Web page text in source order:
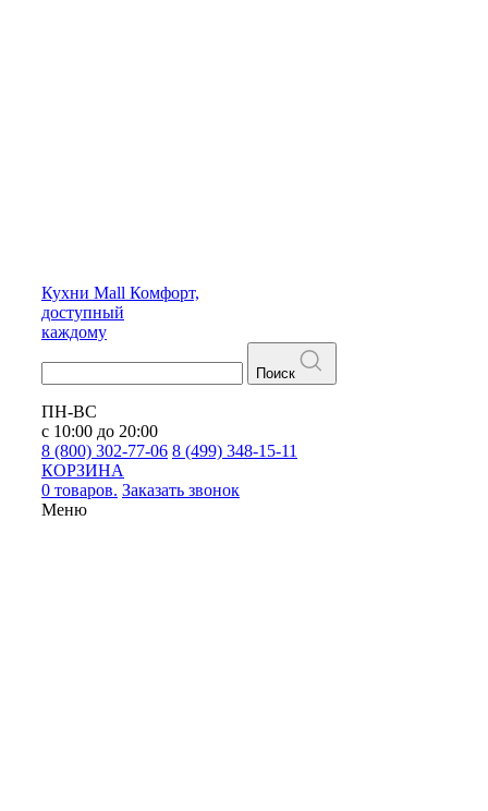
Кухни Mall Комфорт,
доступный
каждому
Поиск
ПН-ВС
с 10:00 до 20:00
8 (800) 302-77-06 8 (499) 348-15-11
КОРЗИНА
0 товаров. Заказать звонок
Меню